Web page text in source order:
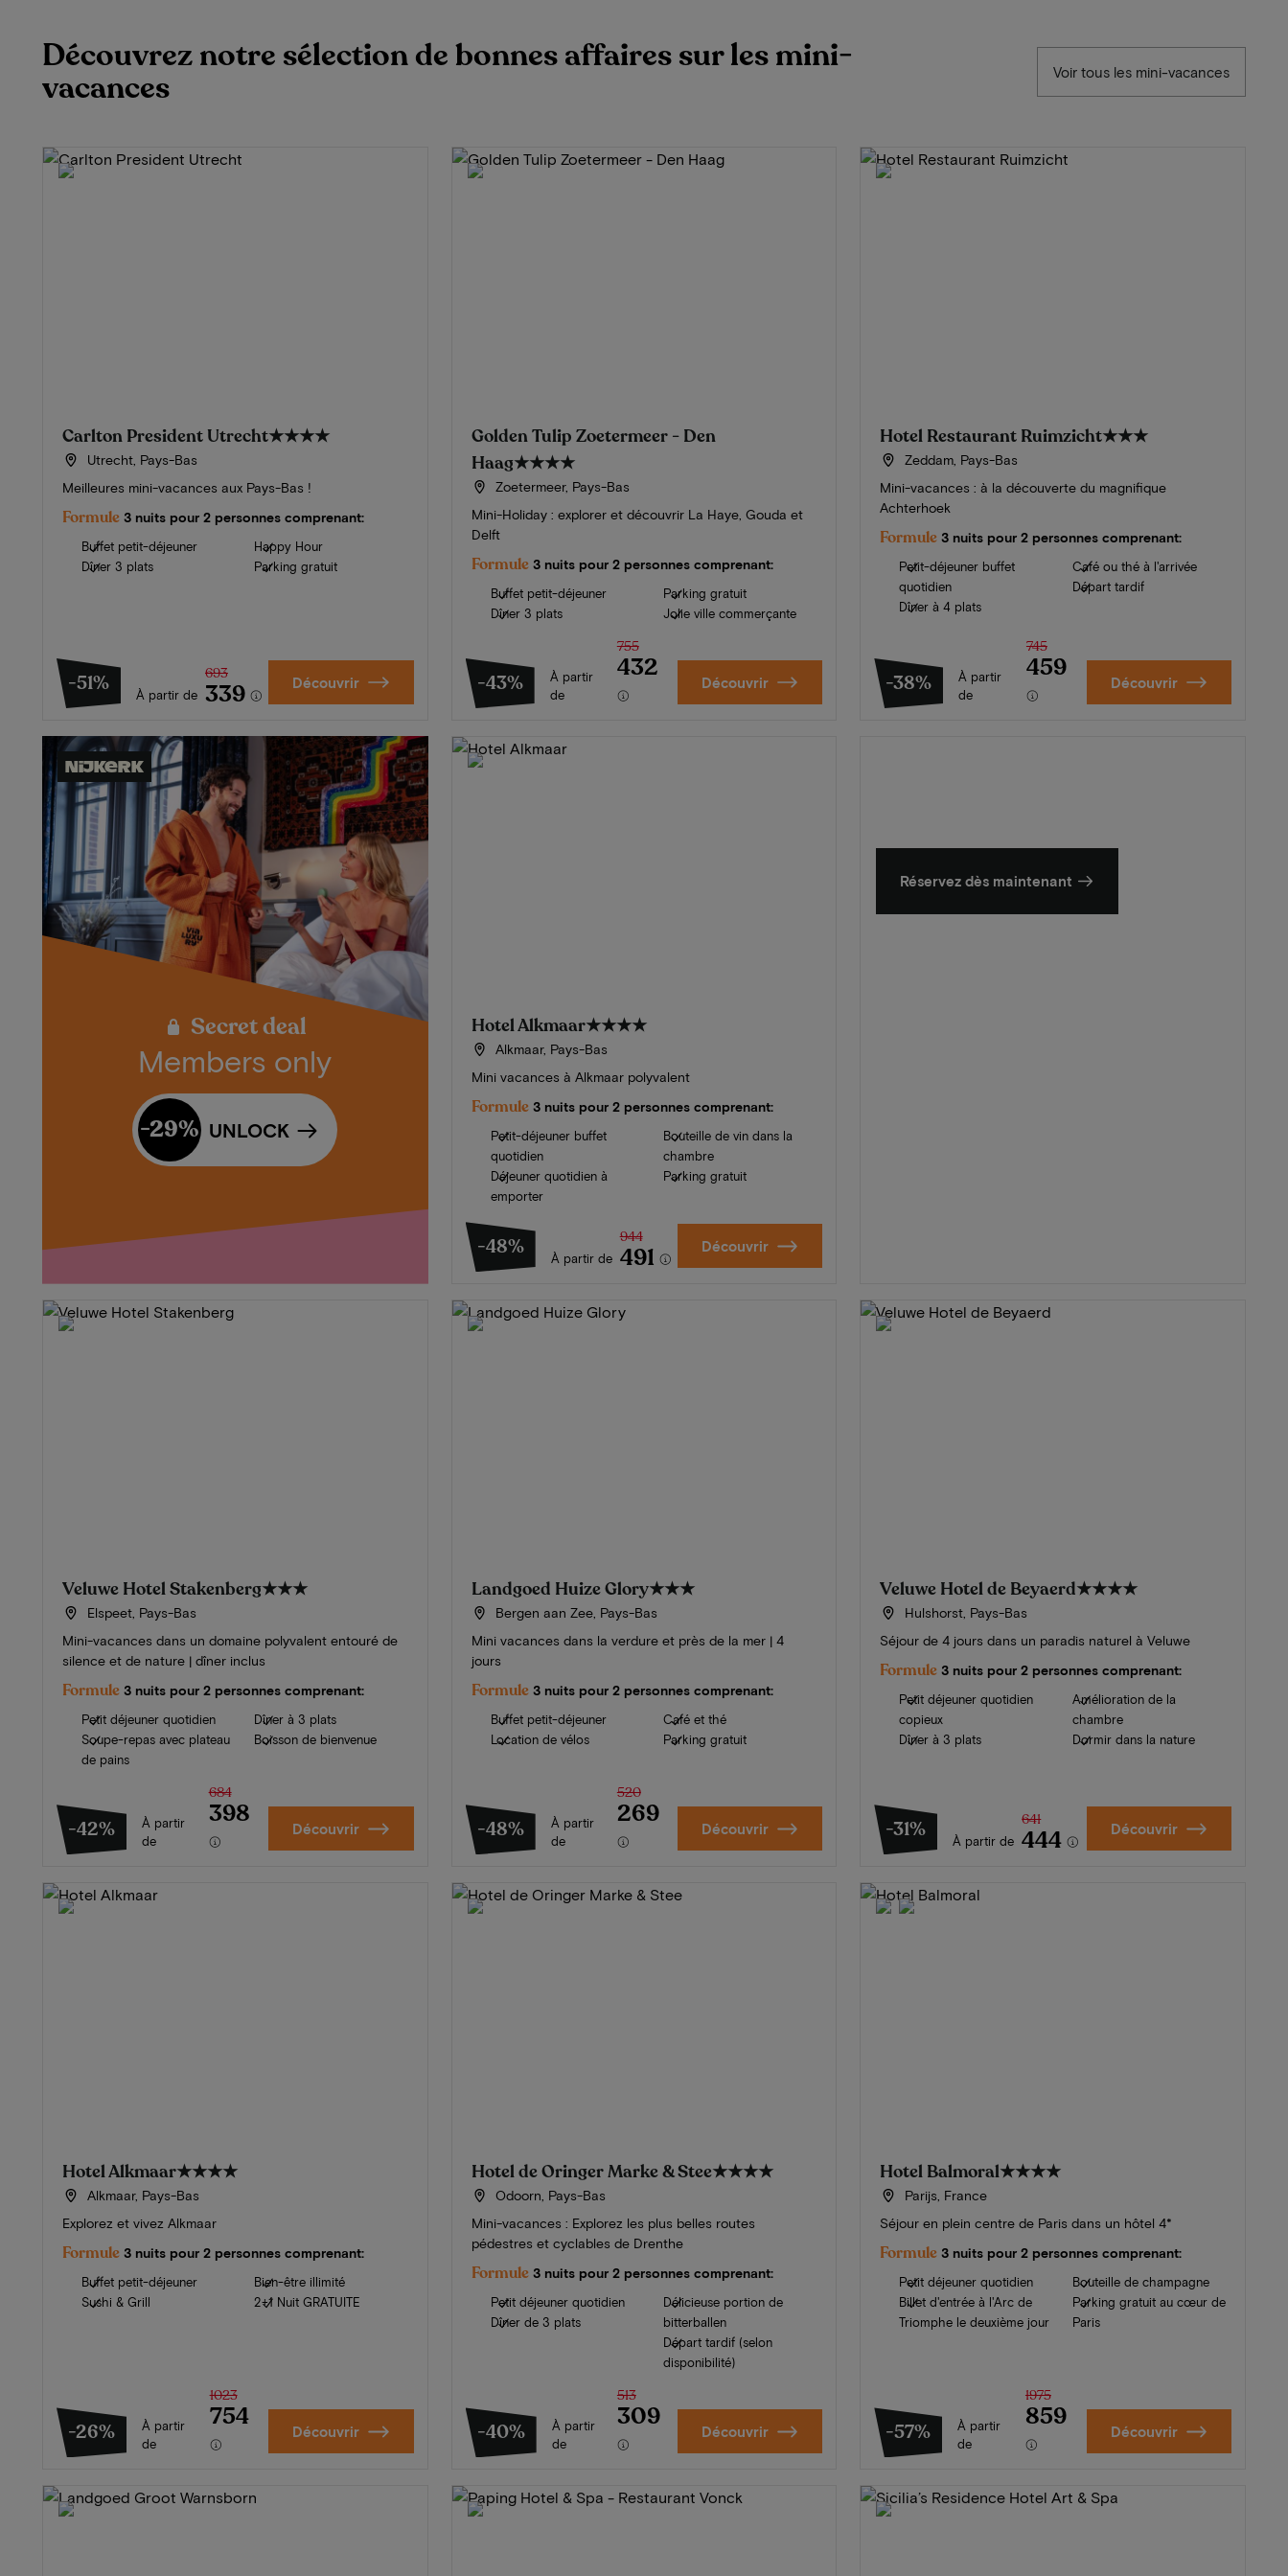
Découvrez notre sélection de bonnes affaires sur les mini-
vacances Voir tous les mini-vacances
Carlton President Utrecht★★★★
Utrecht, Pays-Bas
Meilleures mini-vacances aux Pays-Bas !
Formule 3 nuits pour 2 personnes comprenant:
Buffet petit-déjeuner
Dîner 3 plats
Happy Hour
Parking gratuit
-51% À partir de
693
339 Découvrir
Golden Tulip Zoetermeer - Den
Haag★★★★
Zoetermeer, Pays-Bas
Mini-Holiday : explorer et découvrir La Haye, Gouda et
Delft
Formule 3 nuits pour 2 personnes comprenant:
Buffet petit-déjeuner
Dîner 3 plats
Parking gratuit
Jolie ville commerçante
-43%
À partir
de
755
432 Découvrir
Hotel Restaurant Ruimzicht★★★
Zeddam, Pays-Bas
Mini-vacances : à la découverte du magnifique
Achterhoek
Formule 3 nuits pour 2 personnes comprenant:
Petit-déjeuner buffet
quotidien
Dîner à 4 plats
Café ou thé à l'arrivée
Départ tardif
-38%
À partir
de
745
459 Découvrir
Nijkerk
Secret deal
Members only
UNLOCK
-29%
Hotel Alkmaar★★★★
Alkmaar, Pays-Bas
Mini vacances à Alkmaar polyvalent
Formule 3 nuits pour 2 personnes comprenant:
Petit-déjeuner buffet
quotidien
Déjeuner quotidien à
emporter
Bouteille de vin dans la
chambre
Parking gratuit
-48% À partir de
944
491 Découvrir
Réservez dès maintenant
Veluwe Hotel Stakenberg★★★
Elspeet, Pays-Bas
Mini-vacances dans un domaine polyvalent entouré de
silence et de nature | dîner inclus
Formule 3 nuits pour 2 personnes comprenant:
Petit déjeuner quotidien
Soupe-repas avec plateau
de pains
Dîner à 3 plats
Boisson de bienvenue
-42%
À partir
de
684
398 Découvrir
Landgoed Huize Glory★★★
Bergen aan Zee, Pays-Bas
Mini vacances dans la verdure et près de la mer | 4
jours
Formule 3 nuits pour 2 personnes comprenant:
Buffet petit-déjeuner
Location de vélos
Café et thé
Parking gratuit
-48%
À partir
de
520
269 Découvrir
Veluwe Hotel de Beyaerd★★★★
Hulshorst, Pays-Bas
Séjour de 4 jours dans un paradis naturel à Veluwe
Formule 3 nuits pour 2 personnes comprenant:
Petit déjeuner quotidien
copieux
Dîner à 3 plats
Amélioration de la
chambre
Dormir dans la nature
-31% À partir de
641
444 Découvrir
Hotel Alkmaar★★★★
Alkmaar, Pays-Bas
Explorez et vivez Alkmaar
Formule 3 nuits pour 2 personnes comprenant:
Buffet petit-déjeuner
Sushi & Grill
Bien-être illimité
2+1 Nuit GRATUITE
-26%
À partir
de
1023
754 Découvrir
Hotel de Oringer Marke & Stee★★★★
Odoorn, Pays-Bas
Mini-vacances : Explorez les plus belles routes
pédestres et cyclables de Drenthe
Formule 3 nuits pour 2 personnes comprenant:
Petit déjeuner quotidien
Dîner de 3 plats
Délicieuse portion de
bitterballen
Départ tardif (selon
disponibilité)
-40%
À partir
de
513
309 Découvrir
Hotel Balmoral★★★★
Parijs, France
Séjour en plein centre de Paris dans un hôtel 4*
Formule 3 nuits pour 2 personnes comprenant:
Petit déjeuner quotidien
Billet d'entrée à l'Arc de
Triomphe le deuxième jour
Bouteille de champagne
Parking gratuit au cœur de
Paris
-57%
À partir
de
1975
859 Découvrir